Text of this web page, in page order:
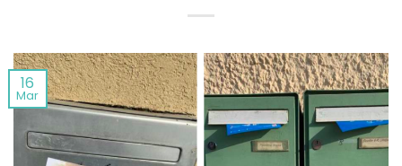
16
Mar